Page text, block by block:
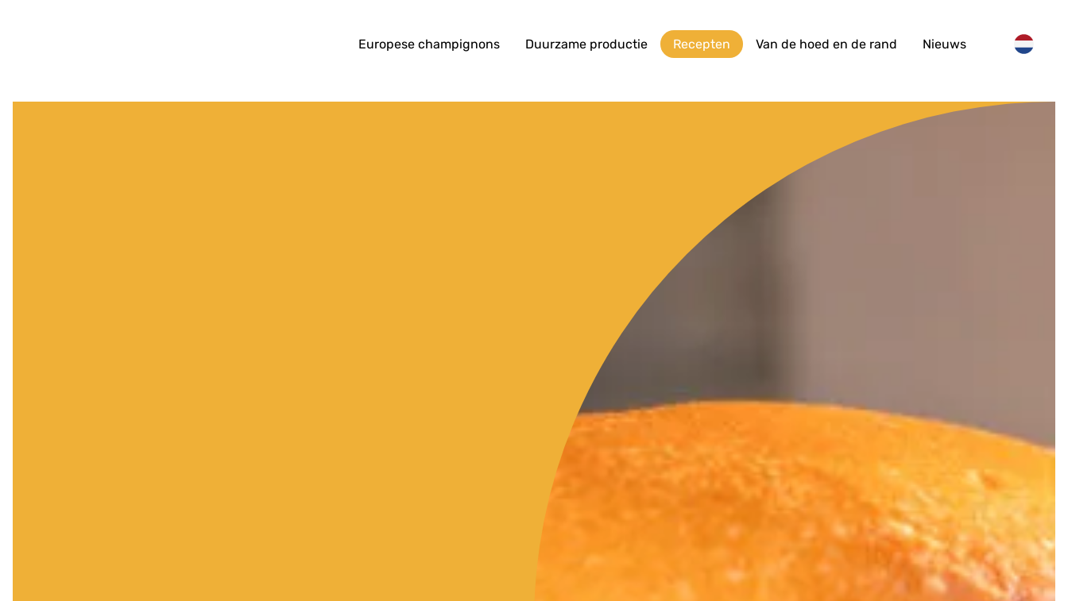
Europese champignons Duurzame productie Recepten Van de hoed en de rand Nieuws